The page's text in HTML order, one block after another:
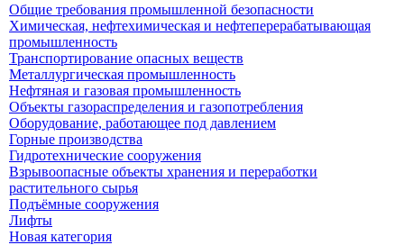
Общие требования промышленной безопасности
Химическая, нефтехимическая и нефтеперерабатывающая
промышленность
Транспортирование опасных веществ
Металлургическая промышленность
Нефтяная и газовая промышленность
Объекты газораспределения и газопотребления
Оборудование, работающее под давлением
Горные производства
Гидротехнические сооружения
Взрывоопасные объекты хранения и переработки
растительного сырья
Подъёмные сооружения
Лифты
Новая категория